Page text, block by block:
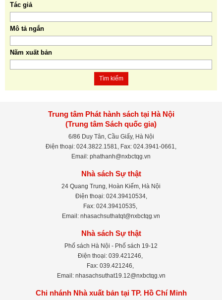
Tác giả
Mô tả ngắn
Năm xuất bản
Tìm kiếm
Trung tâm Phát hành sách tại Hà Nội
(Trung tâm Sách quốc gia)
6/86 Duy Tân, Cầu Giấy, Hà Nội
Điện thoại: 024.3822.1581, Fax: 024.3941-0661,
Email: phathanh@nxbctqg.vn
Nhà sách Sự thật
24 Quang Trung, Hoàn Kiếm, Hà Nội
Điện thoại: 024.39410534,
Fax: 024.39410535,
Email: nhasachsuthatqt@nxbctqg.vn
Nhà sách Sự thật
Phố sách Hà Nội - Phố sách 19-12
Điện thoại: 039.421246,
Fax: 039.421246,
Email: nhasachsuthat19.12@nxbctqg.vn
Chi nhánh Nhà xuất bản tại TP. Hồ Chí Minh